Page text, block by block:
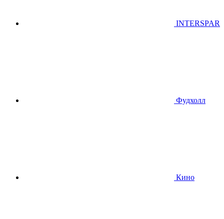
INTERSPAR
Фудхолл
Кино